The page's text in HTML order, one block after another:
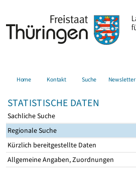
Home Kontakt Suche Newsletter
STATISTISCHE DATEN
Sachliche Suche
Regionale Suche
Kürzlich bereitgestellte Daten
Allgemeine Angaben, Zuordnungen